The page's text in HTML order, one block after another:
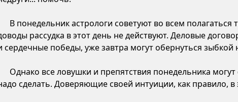
В понедельник астрологи советуют во всем полагаться
рассудка в этот день не действуют. Деловые
сердечные победы, уже завтра могут обернуться
Однако все ловушки и препятствия понедельника
сделать. Доверяющие своей интуиции, как правило, в